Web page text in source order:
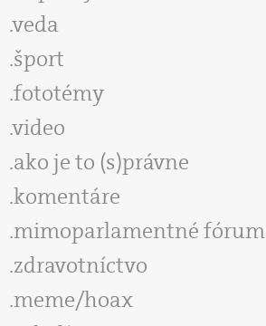
veda
šport
fototémy
video
ako je to (s)právne
komentáre
mimoparlamentné fórum
zdravotníctvo
meme/hoax